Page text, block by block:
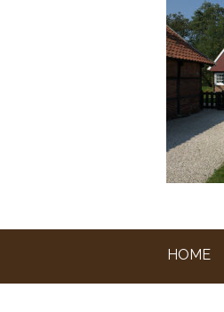
HOME